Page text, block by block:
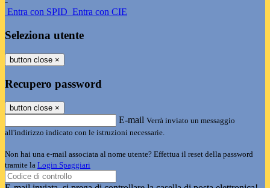
Entra con SPID Entra con CIE
Seleziona utente
button close ×
Recupero password
button close ×
E-mail Verrà inviato un messaggio
all'indirizzo indicato con le istruzioni necessarie.
Non hai una e-mail associata al nome utente? Effettua il reset della password
tramite la Login Spaggiari